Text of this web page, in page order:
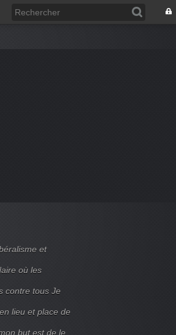
et
où les
contre tous Je
lieu et place de
but est de le